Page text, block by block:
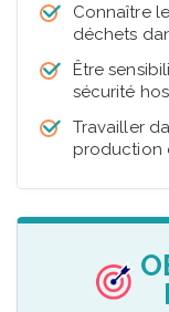
Connaître
déchets
Être
sécurité
Travailler
production